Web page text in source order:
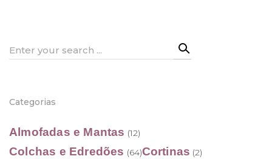
Search
Categorias
Almofadas e Mantas (12)
Colchas e Edredões (64)Cortinas (2)